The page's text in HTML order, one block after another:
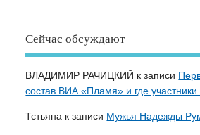
Сейчас обсуждают
ВЛАДИМИР РАЧИЦКИЙ к записи
состав ВИА «Пламя» и где участники
Тстьяна к записи Мужья Надежды